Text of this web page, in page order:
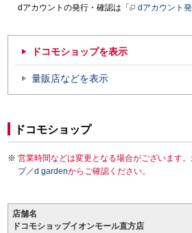
dアカウントの発行・確認は「
dアカウント
ドコモショップを表示
量販店などを表示
ドコモショップ
営業時間などは変更となる場合がございます
プ／d gardenからご確認ください。
店舗名
ドコモショップイオンモール直方店